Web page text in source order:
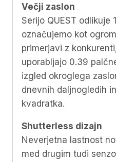
Večji zaslon
Serijo QUEST odlikuje
označujemo kot
primerjavi z
uporabljajo 0.39
izgled okroglega
dnevnih daljnogledih
kvadratka.
Shutterless dizajn
Neverjetna lastnost
med drugim tudi